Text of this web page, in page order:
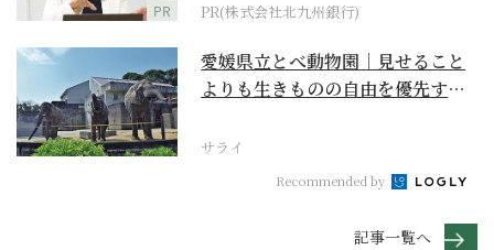
PR PR(株式会社北九州銀行)
愛媛県立とべ動物園｜見せること
よりも生きものの自由を優先する
サライ
Recommended by
記事一覧へ